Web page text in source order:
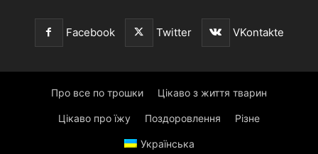
Facebook Twitter VKontakte
Про все по трошки Цікаво з життя тварин
Цікаво про їжу Поздоровлення Різне
Українська